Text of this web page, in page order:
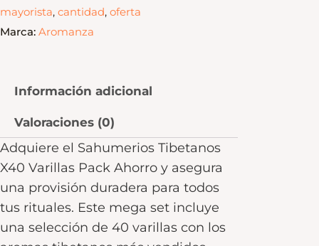
mayorista, cantidad, oferta
Marca: Aromanza
Información adicional
Valoraciones (0)
Adquiere el Sahumerios Tibetanos
X40 Varillas Pack Ahorro y asegura
una provisión duradera para todos
tus rituales. Este mega set incluye
una selección de 40 varillas con los